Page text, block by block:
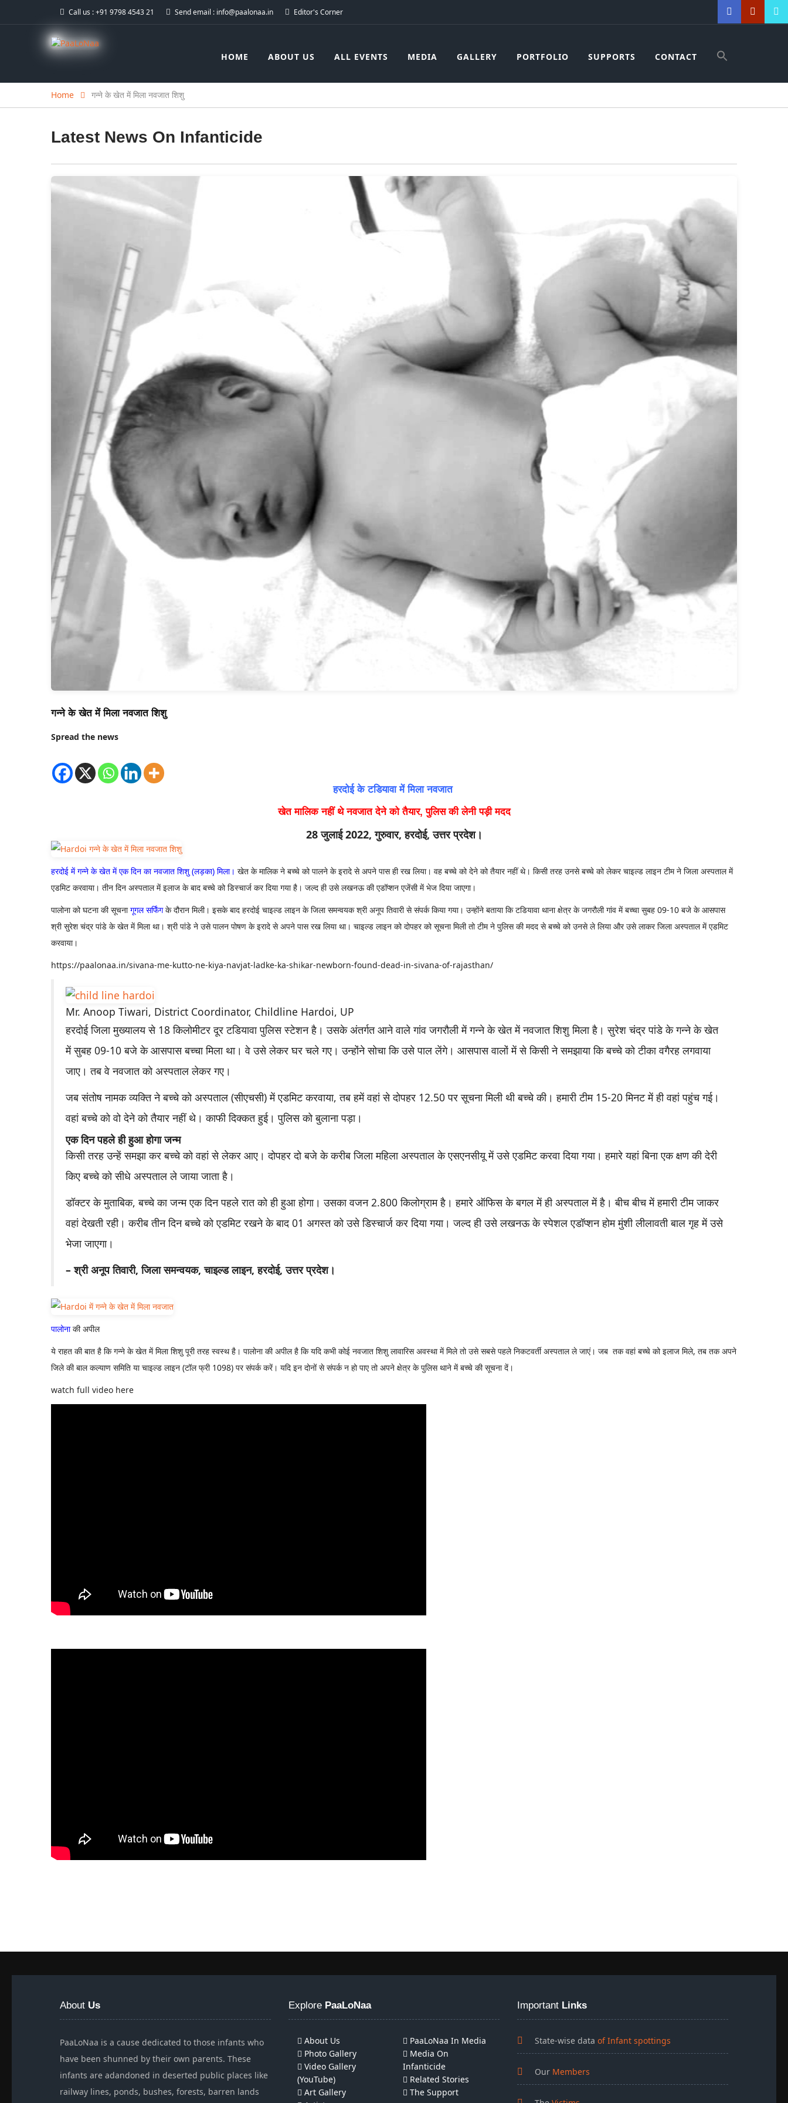
Call us :+91 9798 4543 21 Send email : info@paalonaa.in Editor's Corner
HOME ABOUT US ALL EVENTS MEDIA GALLERY PORTFOLIO SUPPORTS CONTACT
Home गन्ने के खेत में मिला नवजात शिशु
Latest News On Infanticide
गन्ने के खेत में मिला नवजात शिशु
Spread the news
हरदोई के टडियावा में मिला नवजात
खेत मालिक नहीं थे नवजात देने को तैयार, पुलिस की लेनी पड़ी मदद
28 जुलाई 2022, गुरुवार, हरदोई, उत्तर प्रदेश।
हरदोई में गन्ने के खेत में एक दिन का नवजात शिशु (लड़का) मिला। खेत के मालिक ने बच्चे को पालने के इरादे से अपने पास ही रख लिया। वह बच्चे को देने को तैयार नहीं थे। किसी तरह उनसे बच्चे को लेकर चाइल्ड लाइन टीम ने जिला अस्पताल में
एडमिट करवाया। तीन दिन अस्पताल में इलाज के बाद बच्चे को डिस्चार्ज कर दिया गया है। जल्द ही उसे लखनऊ की एडॉप्शन एजेंसी में भेज दिया जाएगा।
पालोना को घटना की सूचनागूगल सर्फिंगके दौरान मिली। इसके बाद हरदोई चाइल्ड लाइन के जिला समन्वयक श्री अनूप तिवारी से संपर्क किया गया। उन्होंने बताया कि टडियावा थाना क्षेत्र के जगरौली गांव में बच्चा सुबह 09-10 बजे के आसपास
श्री सुरेश चंद्र पांडे के खेत में मिला था। श्री पांडे ने उसे पालन पोषण के इरादे से अपने पास रख लिया था। चाइल्ड लाइन को दोपहर को सूचना मिली तो टीम ने पुलिस की मदद से बच्चे को उनसे ले लिया और उसे लाकर जिला अस्पताल में एडमिट
करवाया।
https://paalonaa.in/sivana-me-kutto-ne-kiya-navjat-ladke-ka-shikar-newborn-found-dead-in-sivana-of-rajasthan/
Mr. Anoop Tiwari, District Coordinator, Childline Hardoi, UP
हरदोई जिला मुख्यालय से 18 किलोमीटर दूर टडियावा पुलिस स्टेशन है। उसके अंतर्गत आने वाले गांव जगरौली में गन्ने के खेत में नवजात शिशु मिला है। सुरेश चंद्र पांडे के गन्ने के खेत
में सुबह 09-10 बजे के आसपास बच्चा मिला था। वे उसे लेकर घर चले गए। उन्होंने सोचा कि उसे पाल लेंगे। आसपास वालों में से किसी ने समझाया कि बच्चे को टीका वगैरह लगवाया
जाए। तब वे नवजात को अस्पताल लेकर गए।
जब संतोष नामक व्यक्ति ने बच्चे को अस्पताल (सीएचसी) में एडमिट करवाया, तब हमेंवहां से दोपहर 12.50 पर सूचना मिली थी बच्चे की। हमारी टीम 15-20 मिनट में ही वहां पहुंच गई।
वहां बच्चे को वो देने को तैयार नहीं थे। काफी दिक्कत हुई। पुलिस को बुलाना पड़ा।
एक दिन पहले ही हुआ होगा जन्म
किसी तरह उन्हें समझा कर बच्चे को वहां से लेकर आए। दोपहर दो बजे के करीब जिला महिला अस्पताल के एसएनसीयू में उसे एडमिट करवा दिया गया। हमारे यहां बिना एक क्षण की देरी
किए बच्चे को सीधे अस्पताल ले जाया जाता है।
डॉक्टर के मुताबिक, बच्चे का जन्म एक दिन पहले रात को ही हुआ होगा। उसका वजन 2.800 किलोग्राम है। हमारे ऑफिस के बगल में ही अस्पताल में है। बीच बीच में हमारी टीम जाकर
वहां देखती रही। करीब तीन दिन बच्चे को एडमिट रखने के बाद 01 अगस्त को उसे डिस्चार्ज कर दिया गया। जल्द ही उसे लखनऊ के स्पेशल एडॉप्शन होम मुंशी लीलावती बाल गृह में उसे
भेजा जाएगा।
– श्री अनूप तिवारी, जिला समन्वयक, चाइल्ड लाइन, हरदोई, उत्तर प्रदेश।
पालोनाकी अपील
ये राहत की बात है कि गन्ने के खेत में मिला शिशु पूरी तरह स्वस्थ है। पालोना की अपील है कि यदि कभी कोई नवजात शिशु लावारिस अवस्था में मिले तो उसे सबसे पहले निकटवर्ती अस्पताल ले जाएं। जब तक वहां बच्चे को इलाज मिले, तब तक अपने
जिले की बाल कल्याण समिति या चाइल्ड लाइन (टॉल फ्री 1098) पर संपर्क करें। यदि इन दोनों से संपर्क न हो पाए तो अपने क्षेत्र के पुलिस थाने में बच्चे की सूचना दें।
watch full video here
About Us
PaaLoNaa is a cause dedicated to those infants who
have been shunned by their own parents. These
infants are adandoned in deserted public places like
railway lines, ponds, bushes, forests, barren lands
Explore PaaLoNaa
About Us
Photo Gallery
Video Gallery
(YouTube)
Art Gallery
PaaLoNaa In Media
Media On
Infanticide
Related Stories
The Support
Important Links
State-wise data of Infant spottings
Our Members